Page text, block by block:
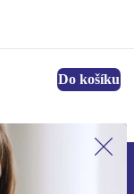
Do košíku
novinek a